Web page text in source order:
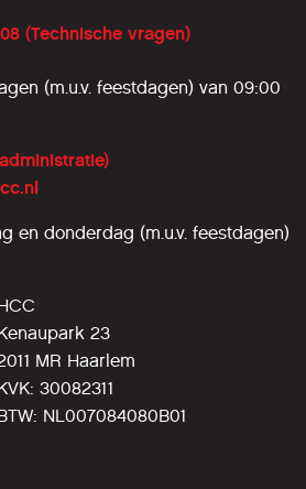
(Technische vragen)
(m.u.v. feestdagen) van 09:00
en donderdag (m.u.v. feestdagen)
23
MR Haarlem
30082311
NL007084080B01